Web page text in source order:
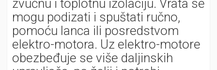
zvučnu i toplotnu izolaciju. Vrata se
mogu podizati i spuštati ručno,
pomoću lanca ili posredstvom
elektro-motora. Uz elektro-motore
obezbeđuje se više daljinskih